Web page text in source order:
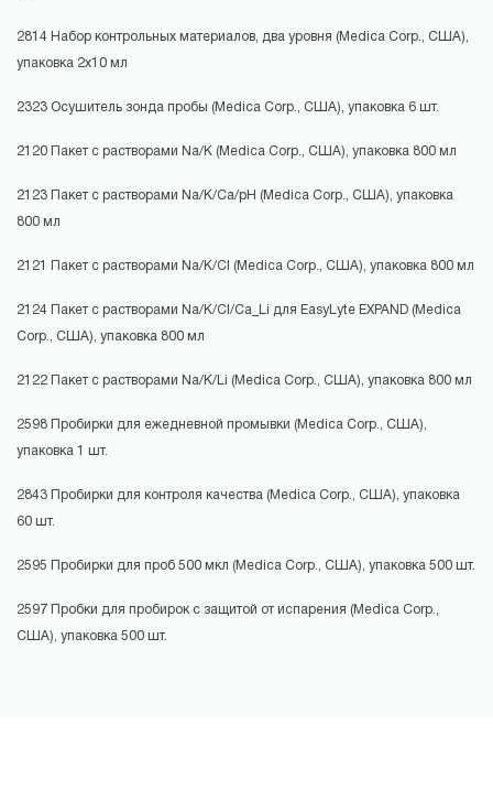
2814 Набор контрольных материалов, два уровня (Medica Corp., США),
упаковка 2x10 мл
2323 Осушитель зонда пробы (Medica Corp., США), упаковка 6 шт.
2120 Пакет с растворами Na/K (Medica Corp., США), упаковка 800 мл
2123 Пакет с растворами Na/K/Ca/pH (Medica Corp., США), упаковка
800 мл
2121 Пакет с растворами Na/K/Cl (Medica Corp., США), упаковка 800 мл
2124 Пакет с растворами Na/K/Cl/Ca_Li для EasyLyte EXPAND (Medica
Corp., США), упаковка 800 мл
2122 Пакет с растворами Na/K/Li (Medica Corp., США), упаковка 800 мл
2598 Пробирки для ежедневной промывки (Medica Corp., США),
упаковка 1 шт.
2843 Пробирки для контроля качества (Medica Corp., США), упаковка
60 шт.
2595 Пробирки для проб 500 мкл (Medica Corp., США), упаковка 500 шт.
2597 Пробки для пробирок с защитой от испарения (Medica Corp.,
США), упаковка 500 шт.